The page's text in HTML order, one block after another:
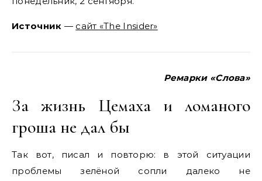
Источник — сайт «The Insider»
Ремарки «Слова»
За жизнь Цемаха и ломаного
гроша не дал бы
Так вот, писал и повторю: в этой ситуации
проблемы зелёной сопли далеко не